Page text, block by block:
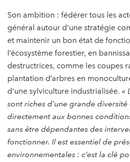
Son ambition : fédérer tous les
général autour d’une stratégie
et maintenir un bon état de
l’écosystème forestier, en
destructrices, comme les coupes
plantation d’arbres en
d’une sylviculture industrialisée. «
sont riches d’une grande
directement aux bonnes
sans être dépendantes des
fonctionner. Il est essentiel de
environnementales : c’est la clé